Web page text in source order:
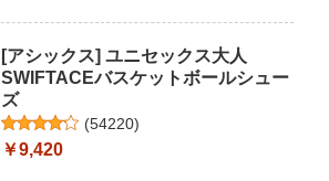
[アシックス] ユニセックス大人
SWIFTACEバスケットボールシュー
ズ
(54220)
￥9,420